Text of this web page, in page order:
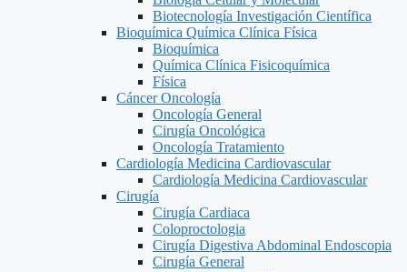
Biotecnología Investigación Científica
Bioquímica Química Clínica Física
Bioquímica
Química Clínica Fisicoquímica
Física
Cáncer Oncología
Oncología General
Cirugía Oncológica
Oncología Tratamiento
Cardiología Medicina Cardiovascular
Cardiología Medicina Cardiovascular
Cirugía
Cirugía Cardiaca
Coloproctologia
Cirugía Digestiva Abdominal Endoscopia
Cirugía General